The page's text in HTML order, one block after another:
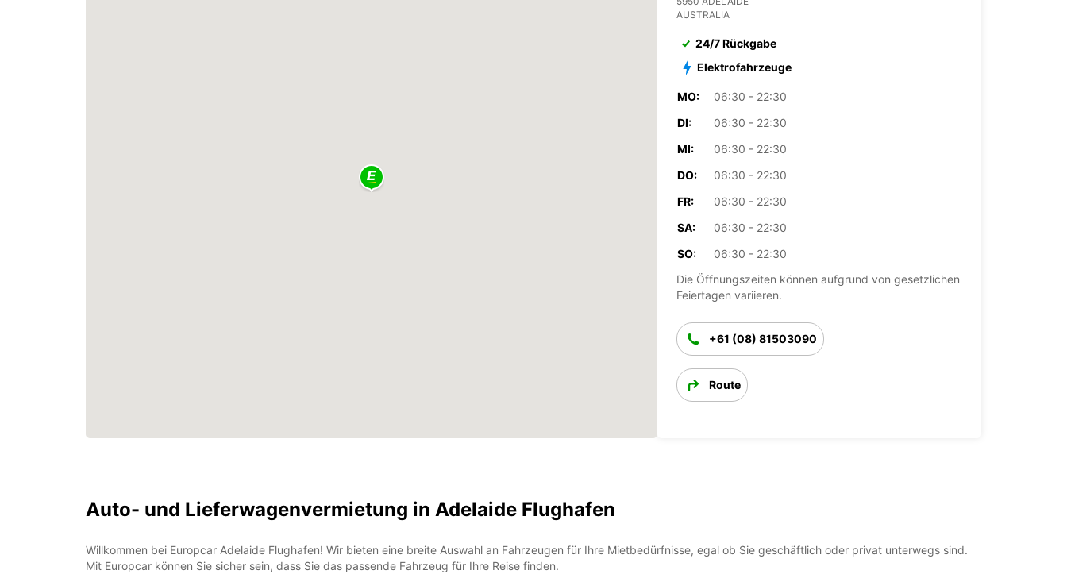
AUSTRALIA
24/7 Rückgabe
Elektrofahrzeuge
MO:
06:30 - 22:30
DI:
06:30 - 22:30
MI:
06:30 - 22:30
DO:
06:30 - 22:30
FR:
06:30 - 22:30
SA:
06:30 - 22:30
SO:
06:30 - 22:30
Die Öffnungszeiten können aufgrund von gesetzlichen
Feiertagen variieren.
+61 (08) 81503090
Route
Auto- und Lieferwagenvermietung in Adelaide Flughafen
Willkommen bei Europcar Adelaide Flughafen! Wir bieten eine breite Auswahl an Fahrzeugen für Ihre Mietbedürfnisse, egal ob Sie geschäftlich oder privat unterwegs sind.
Mit Europcar können Sie sicher sein, dass Sie das passende Fahrzeug für Ihre Reise finden.